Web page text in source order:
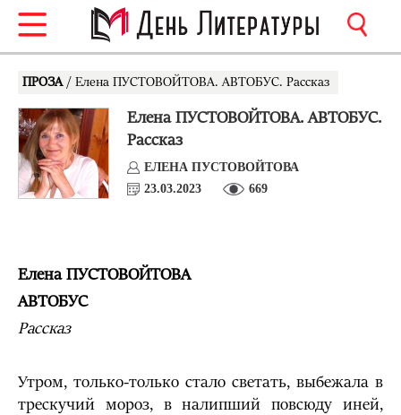
ПРОЗА / Елена ПУСТОВОЙТОВА. АВТОБУС. Рассказ
Елена ПУСТОВОЙТОВА. АВТОБУС.
Рассказ
ЕЛЕНА ПУСТОВОЙТОВА
23.03.2023
669
Елена ПУСТОВОЙТОВА
АВТОБУС
Рассказ
Утром, только-только стало светать, выбежала в
трескучий мороз, в налипший повсюду иней,